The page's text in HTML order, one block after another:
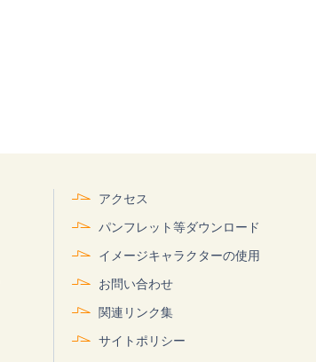
アクセス
パンフレット等ダウンロード
イメージキャラクターの使用
お問い合わせ
関連リンク集
サイトポリシー